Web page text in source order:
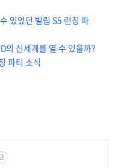
있었던 빌립 S5 런칭 파
신세계를 열 수 있을까?
파티 소식